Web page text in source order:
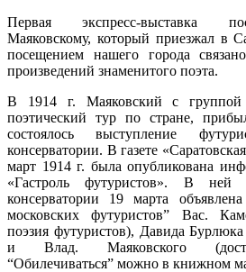
Первая экспресс-выставка
Маяковскому, который приезжал в
посещением нашего города
произведений знаменитого поэта.
В 1914 г. Маяковский с группой
поэтический тур по стране,
состоялось выступление
консерватории. В газете
март 1914 г. была опубликована
«Гастроль футуристов». В ней
консерватории 19 марта
московских футуристов” Вас.
поэзия футуристов), Давида
и Влад. Маяковского
“Обилечиваться” можно в книжном